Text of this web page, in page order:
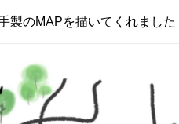
製のMAPを描いてくれました